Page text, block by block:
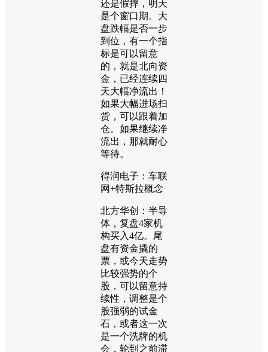
还是假摔，明天
是个窗口期。大
盘跌幅是否一步
到位，有一个指
标是可以留意
的，就是北向资
金，已经连续四
天大幅净流出！
如果大幅进场扫
货，可以跟着加
仓。如果继续净
流出，那就耐心
等待。
得润电子：车联
网+特斯拉概念
北方华创：半导
体，复盘4家机
构买入4亿。尾
盘有资金撬的
票，或今天走势
比较强势的个
股，可以留意持
续性，调整是个
股强弱的试金
石，或者这一次
是一个洗牌的机
会，轮到之前滞